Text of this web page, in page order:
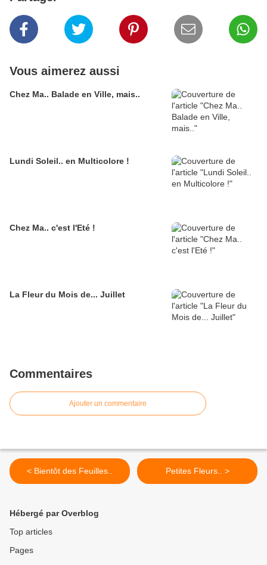
Vous aimerez aussi
Chez Ma.. Balade en Ville, mais..
Lundi Soleil.. en Multicolore !
Chez Ma.. c'est l'Eté !
La Fleur du Mois de... Juillet
Commentaires
Ajouter un commentaire
< Bientôt des Feuilles.. Petites Fleurs.. >
Hébergé par Overblog
Top articles
Pages